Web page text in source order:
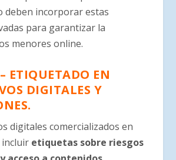
deben incorporar estas
para garantizar la
menores online.
ETIQUETADO EN
DIGITALES Y
digitales comercializados en
incluir etiquetas sobre riesgos